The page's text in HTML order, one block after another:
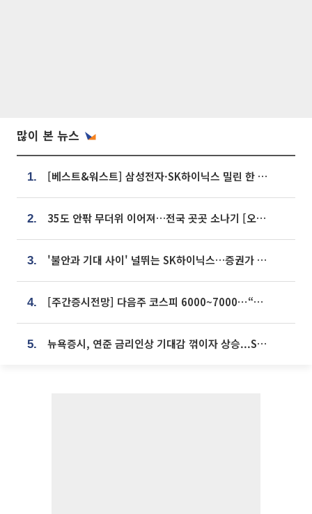
많이 본 뉴스
1. [베스트&워스트] 삼성전자·SK하이닉스 밀린 한 주…상상인증권은 85% 급등
2. 35도 안팎 무더위 이어져…전국 곳곳 소나기 [오늘 날씨]
3. '불안과 기대 사이' 널뛰는 SK하이닉스…증권가 "HBM4·LTA 기반 펀터멘털 견고"
4. [주간증시전망] 다음주 코스피 6000~7000⋯“外人 수급은 정책이 변수”
5. 뉴욕증시, 연준 금리인상 기대감 꺾이자 상승...S&P500 사상 최고치 [종합]